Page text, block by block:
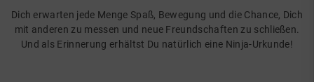
Dich erwarten jede Menge Spaß, Bewegung und die Chance, Dich
mit anderen zu messen und neue Freundschaften zu schließen.
Und als Erinnerung erhältst Du natürlich eine Ninja-Urkunde!